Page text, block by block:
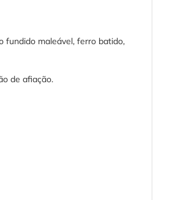
fundido maleável, ferro batido,
de afiação.